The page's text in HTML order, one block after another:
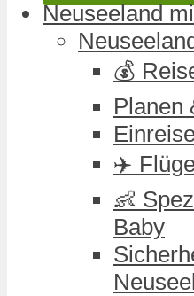
Neuseeland
💰
Planen
✈️
👶
Baby